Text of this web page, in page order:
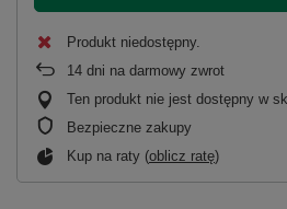
Produkt niedostępny
14 dni na darmowy zwrot
Ten produkt nie jest dostępny w
Bezpieczne zakupy
Kup na raty (oblicz ratę)